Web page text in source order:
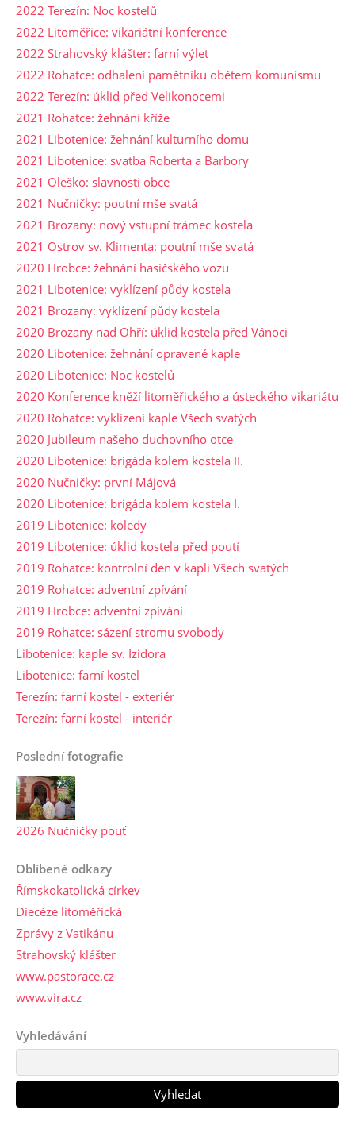
2022 Terezín: Noc kostelů
2022 Litoměřice: vikariátní konference
2022 Strahovský klášter: farní výlet
2022 Rohatce: odhalení pamětníku obětem komunismu
2022 Terezín: úklid před Velikonocemi
2021 Rohatce: žehnání kříže
2021 Libotenice: žehnání kulturního domu
2021 Libotenice: svatba Roberta a Barbory
2021 Oleško: slavnosti obce
2021 Nučničky: poutní mše svatá
2021 Brozany: nový vstupní trámec kostela
2021 Ostrov sv. Klimenta: poutní mše svatá
2020 Hrobce: žehnání hasičského vozu
2021 Libotenice: vyklízení půdy kostela
2021 Brozany: vyklízení půdy kostela
2020 Brozany nad Ohří: úklid kostela před Vánoci
2020 Libotenice: žehnání opravené kaple
2020 Libotenice: Noc kostelů
2020 Konference kněží litoměřického a ústeckého vikariátu
2020 Rohatce: vyklízení kaple Všech svatých
2020 Jubileum našeho duchovního otce
2020 Libotenice: brigáda kolem kostela II.
2020 Nučničky: první Májová
2020 Libotenice: brigáda kolem kostela I.
2019 Libotenice: koledy
2019 Libotenice: úklid kostela před poutí
2019 Rohatce: kontrolní den v kapli Všech svatých
2019 Rohatce: adventní zpívání
2019 Hrobce: adventní zpívání
2019 Rohatce: sázení stromu svobody
Libotenice: kaple sv. Izidora
Libotenice: farní kostel
Terezín: farní kostel - exteriér
Terezín: farní kostel - interiér
Poslední fotografie
2026 Nučničky pouť
Oblíbené odkazy
Římskokatolická církev
Diecéze litoměřická
Zprávy z Vatikánu
Strahovský klášter
www.pastorace.cz
www.vira.cz
Vyhledávání